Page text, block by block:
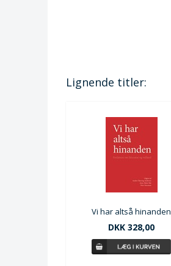
Lignende titler:
Vi har altså hinanden
DKK 328,00